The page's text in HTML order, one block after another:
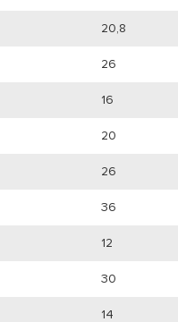
20,8
26
16
20
26
36
12
30
14